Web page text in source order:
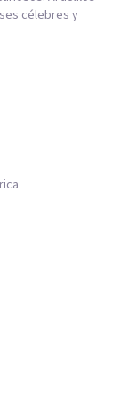
célebres y